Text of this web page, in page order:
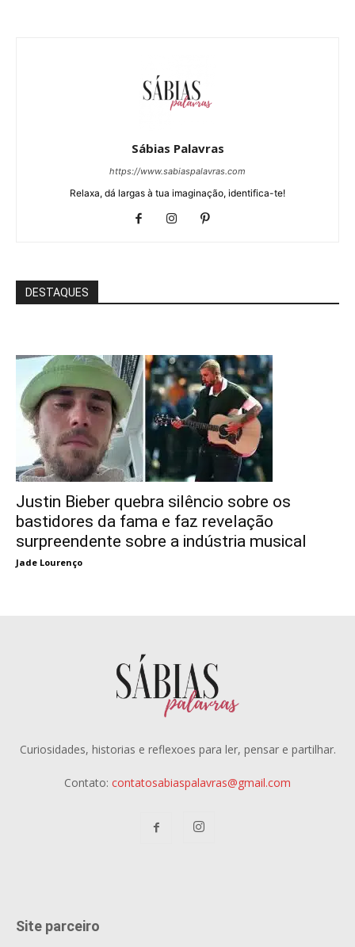
Sábias Palavras
https://www.sabiaspalavras.com
Relaxa, dá largas à tua imaginação, identifica-te!
DESTAQUES
Justin Bieber quebra silêncio sobre os
bastidores da fama e faz revelação
surpreendente sobre a indústria musical
Jade Lourenço
Curiosidades, historias e reflexoes para ler, pensar e partilhar.
Contato: contatosabiaspalavras@gmail.com
Site parceiro